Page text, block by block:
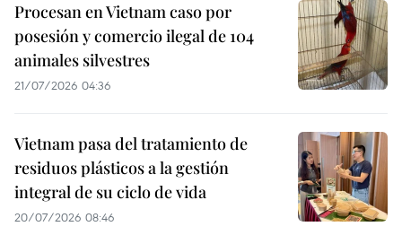
Procesan en Vietnam caso por
posesión y comercio ilegal de 104
animales silvestres
21/07/2026 04:36
Vietnam pasa del tratamiento de
residuos plásticos a la gestión
integral de su ciclo de vida
20/07/2026 08:46